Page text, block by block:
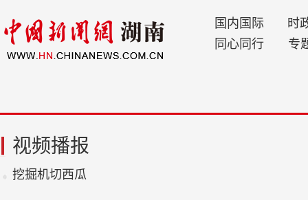
国内国际
时
同心同行
专
视频播报
挖掘机切西瓜